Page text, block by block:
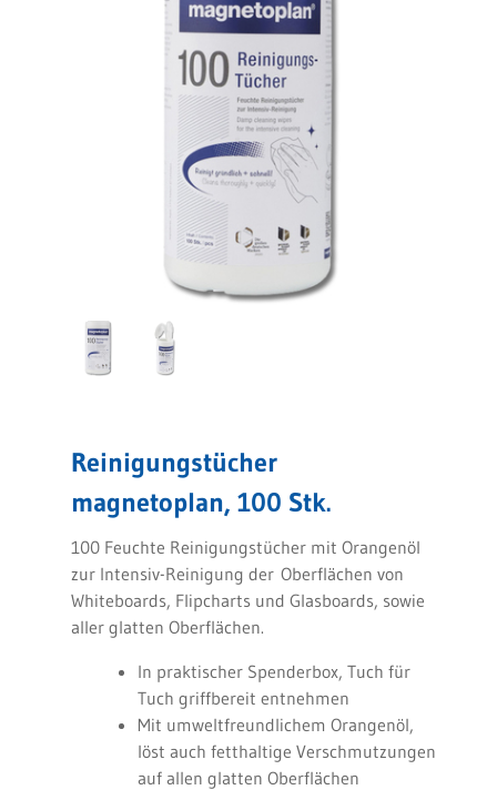
Reinigungstücher
magnetoplan, 100 Stk.
100 Feuchte Reinigungstücher mit Orangenöl
zur Intensiv-Reinigung der Oberflächen von
Whiteboards, Flipcharts und Glasboards, sowie
aller glatten Oberflächen.
In praktischer Spenderbox, Tuch für
Tuch griffbereit entnehmen
Mit umweltfreundlichem Orangenöl,
löst auch fetthaltige Verschmutzungen
auf allen glatten Oberflächen